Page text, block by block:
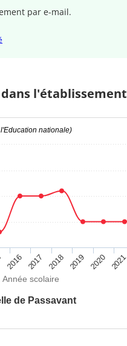
par e-mail.
l'établissement
Année scolaire
nationale)
de Passavant
2016 2017 2018 2019 2020 2021